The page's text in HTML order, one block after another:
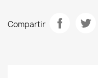
Compartir